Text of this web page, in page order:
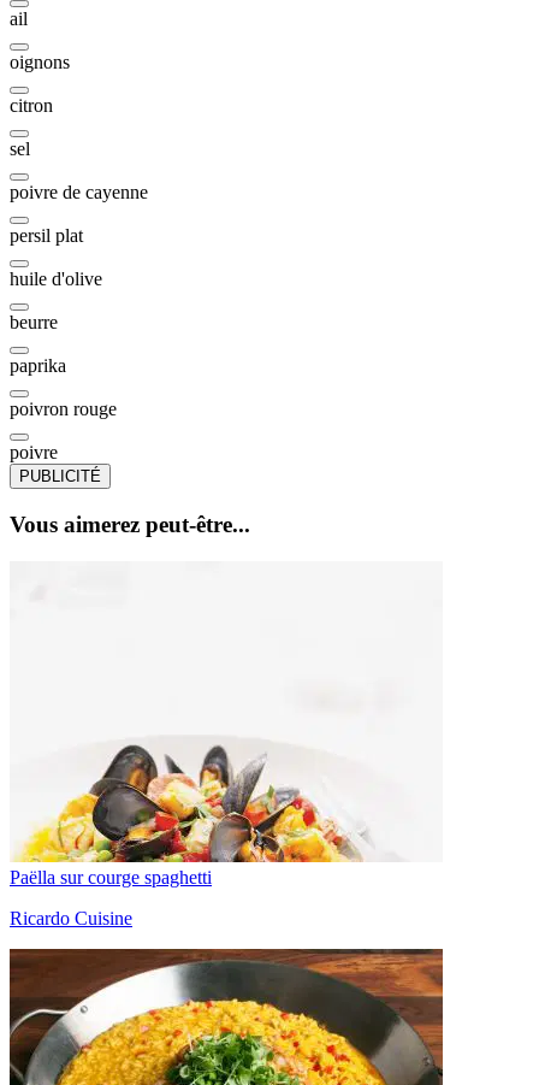
ail
oignons
citron
sel
poivre de cayenne
persil plat
huile d'olive
beurre
paprika
poivron rouge
poivre
PUBLICITÉ
Vous aimerez peut-être...
Paëlla sur courge spaghetti
Ricardo Cuisine